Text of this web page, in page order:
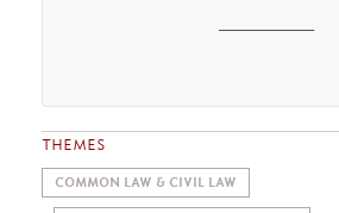
THEMES
COMMON LAW & CIVIL LAW